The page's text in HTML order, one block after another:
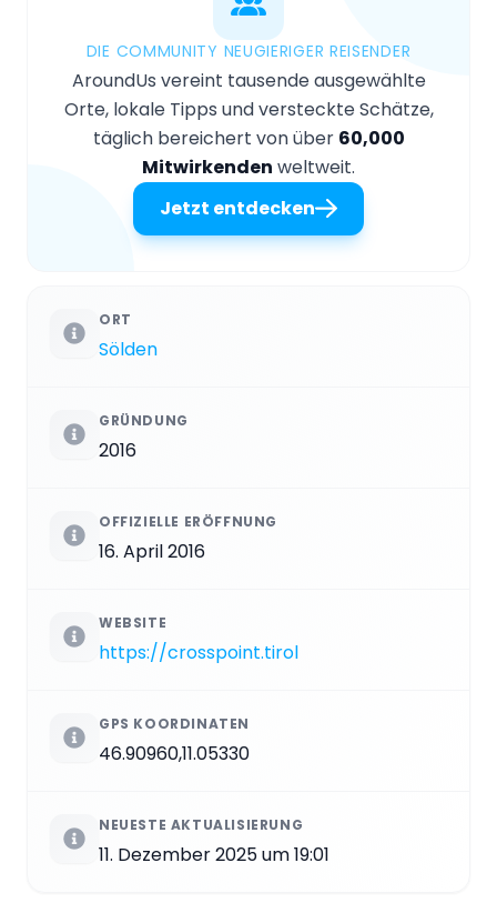
DIE COMMUNITY NEUGIERIGER REISENDER
AroundUs vereint tausende ausgewählte
Orte, lokale Tipps und versteckte Schätze,
täglich bereichert von über 60,000
Mitwirkenden weltweit.
Jetzt entdecken
ORT
Sölden
GRÜNDUNG
2016
OFFIZIELLE ERÖFFNUNG
16. April 2016
WEBSITE
https://crosspoint.tirol
GPS KOORDINATEN
46.90960,11.05330
NEUESTE AKTUALISIERUNG
11. Dezember 2025 um 19:01